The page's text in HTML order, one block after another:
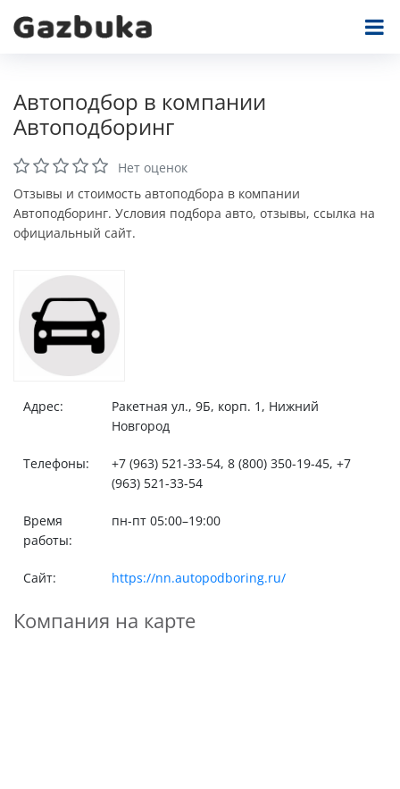
Автоподбор в компании
Автоподборинг
Нет оценок
Отзывы и стоимость автоподбора в компании
Автоподборинг. Условия подбора авто, отзывы, ссылка на
официальный сайт.
Адрес:
Ракетная ул., 9Б, корп. 1, Нижний
Новгород
Телефоны:
+7 (963) 521-33-54, 8 (800) 350-19-45, +7
(963) 521-33-54
Время
работы:
пн-пт 05:00–19:00
Сайт: https://nn.autopodboring.ru/
Компания на карте